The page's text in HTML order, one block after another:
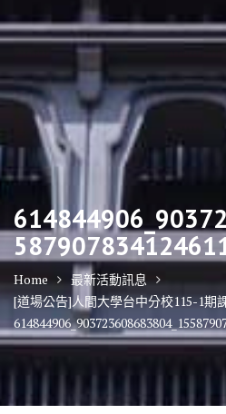
Home
最新活動訊息
[道場公告]人間大學台中分校115-1期